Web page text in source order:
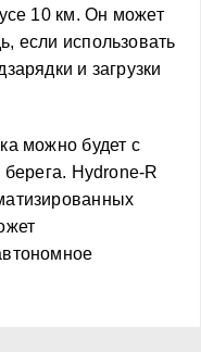
10 км. Он может
если использовать
и загрузки
можно будет с
берега. Hydrone-R